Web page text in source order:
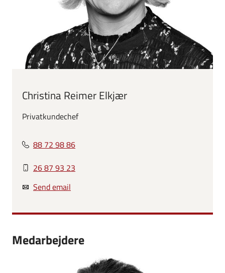
Christina Reimer Elkjær
Privatkundechef
88 72 98 86
26 87 93 23
Send email
Medarbejdere